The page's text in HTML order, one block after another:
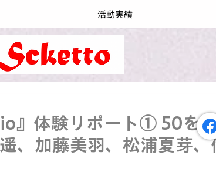
活動実績
』体験リポート① 50を
、加藤美羽、松浦夏芽、